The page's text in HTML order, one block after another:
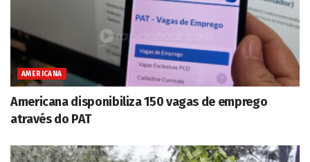
AMERICANA
Americana disponibiliza 150 vagas de emprego
através do PAT